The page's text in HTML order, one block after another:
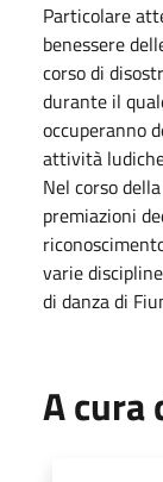
Particolare
benessere
corso di
durante il
occuperanno
attività
Nel corso
premiazioni
varie
di danza di
A cura